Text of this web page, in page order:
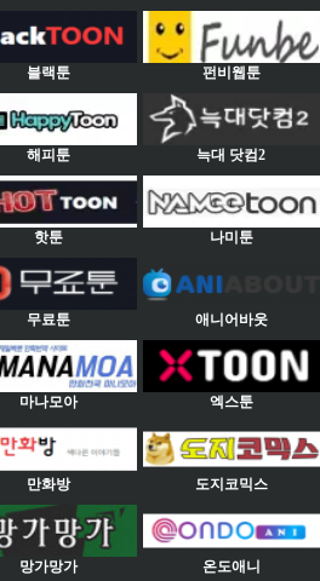
블랙툰 펀비웹툰
해피툰 늑대 닷컴2
핫툰 나미툰
무료툰 애니어바웃
마나모아 엑스툰
만화방 도지코믹스
망가망가 온도애니